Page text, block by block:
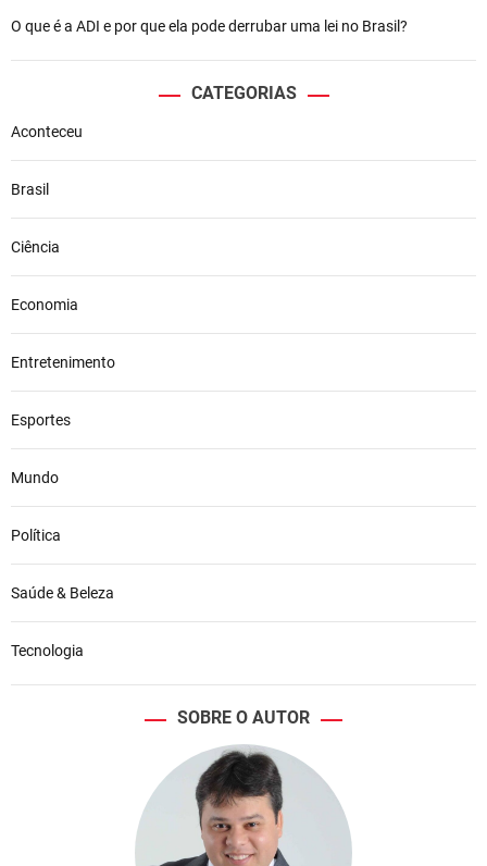
O que é a ADI e por que ela pode derrubar uma lei no Brasil?
CATEGORIAS
Aconteceu
Brasil
Ciência
Economia
Entretenimento
Esportes
Mundo
Política
Saúde & Beleza
Tecnologia
SOBRE O AUTOR